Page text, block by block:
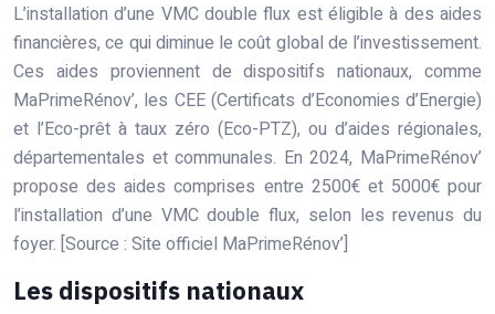
L’installation d’une VMC double flux est éligible à des aides
financières, ce qui diminue le coût global de l’investissement.
Ces aides proviennent de dispositifs nationaux, comme
MaPrimeRénov’, les CEE (Certificats d’Economies d’Energie)
et l’Eco-prêt à taux zéro (Eco-PTZ), ou d’aides régionales,
départementales et communales. En 2024, MaPrimeRénov’
propose des aides comprises entre 2500€ et 5000€ pour
l’installation d’une VMC double flux, selon les revenus du
foyer. [Source : Site officiel MaPrimeRénov’]
Les dispositifs nationaux